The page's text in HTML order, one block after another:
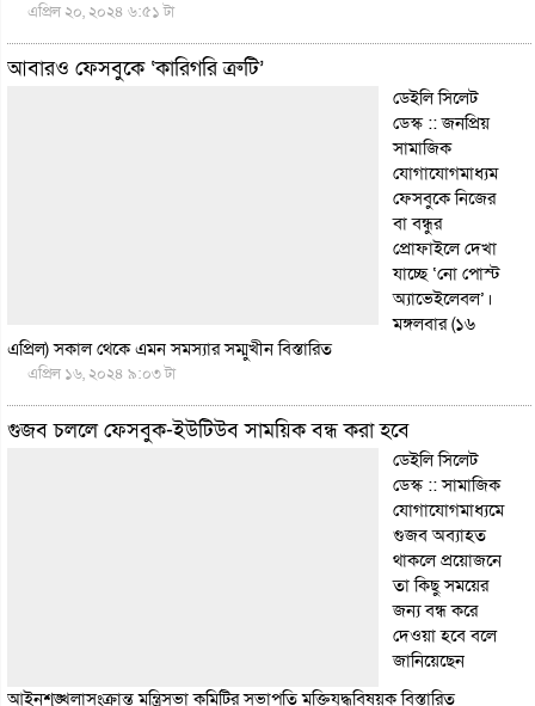
এপ্রিল ২০, ২০২৪ ৬:৫১ টা
আবারও ফেসবুকে ‘কারিগরি ত্রুটি’
ডেইলি সিলেট
ডেস্ক :: জনপ্রিয়
সামাজিক
যোগাযোগমাধ্যম
ফেসবুকে নিজের
বা বন্ধুর
প্রোফাইলে দেখা
যাচ্ছে ‘নো পোস্ট
অ্যাভেইলেবল’।
মঙ্গলবার (১৬
এপ্রিল) সকাল থেকে এমন সমস্যার সম্মুখীনবিস্তারিত
এপ্রিল ১৬, ২০২৪ ৯:০৩ টা
গুজব চললে ফেসবুক-ইউটিউব সাময়িক বন্ধ করা হবে
ডেইলি সিলেট
ডেস্ক :: সামাজিক
যোগাযোগমাধ্যমে
গুজব অব্যাহত
থাকলে প্রয়োজনে
তা কিছু সময়ের
জন্য বন্ধ করে
দেওয়া হবে বলে
জানিয়েছেন
আইনশৃঙ্খলাসংক্রান্ত মন্ত্রিসভা কমিটির সভাপতি মুক্তিযুদ্ধবিষয়কবিস্তারিত